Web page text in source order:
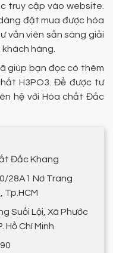
truy cập vào website.
đặt mua được hóa
vấn viên sẵn sàng giải
hàng.
giúp bạn đọc có thêm
H3PO3. Để được tư
hệ với Hóa chất Đắc
Đắc Khang
28A1 Nơ Trang
Tp.HCM
Suối Lội, Xã Phước
Hồ Chí Minh